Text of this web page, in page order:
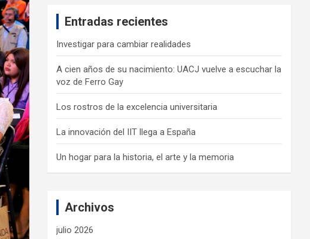
Entradas recientes
Investigar para cambiar realidades
A cien años de su nacimiento: UACJ vuelve a escuchar la
voz de Ferro Gay
Los rostros de la excelencia universitaria
La innovación del IIT llega a España
Un hogar para la historia, el arte y la memoria
Archivos
julio 2026